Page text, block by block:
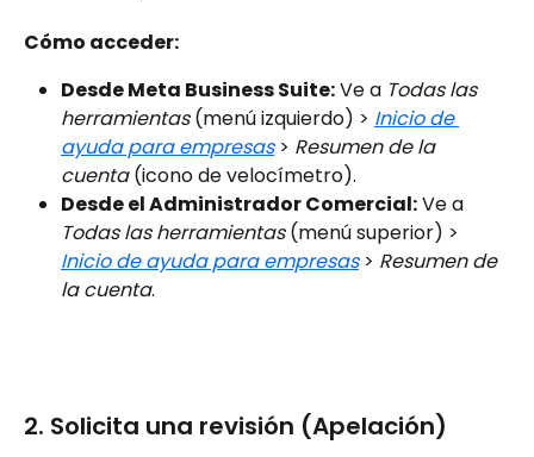
Cómo acceder:
Desde Meta Business Suite: Ve a Todas las
herramientas (menú izquierdo) > Inicio de
ayuda para empresas > Resumen de la
cuenta (icono de velocímetro).
Desde el Administrador Comercial: Ve a
Todas las herramientas (menú superior) >
Inicio de ayuda para empresas > Resumen de
la cuenta.
2. Solicita una revisión (Apelación)